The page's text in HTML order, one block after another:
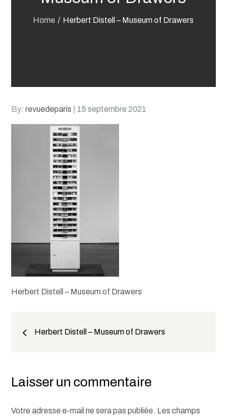
Home Herbert Distell – Museum of Drawers
By:revuedeparis
Posted
on
15 septembre 2021
Herbert Distell – Museum of Drawers
Navigation
l’article
Herbert Distell – Museum of Drawers
Laisser un commentaire
Votre adresse e-mail ne sera pas publiée. Les champs